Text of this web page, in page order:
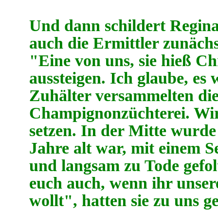
Und dann schildert
auch die Ermittler
"Eine von uns, sie hieß
aussteigen. Ich glaube,
Zuhälter versammelten
Champignonzüchterei.
setzen. In der Mitte
Jahre alt war, mit einem
und langsam zu Tode
euch auch, wenn ihr
wollt", hatten sie zu uns